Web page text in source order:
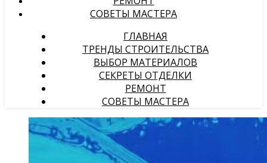
СОВЕТЫ МАСТЕРА
ГЛАВНАЯ
ТРЕНДЫ СТРОИТЕЛЬСТВА
ВЫБОР МАТЕРИАЛОВ
СЕКРЕТЫ ОТДЕЛКИ
РЕМОНТ
СОВЕТЫ МАСТЕРА